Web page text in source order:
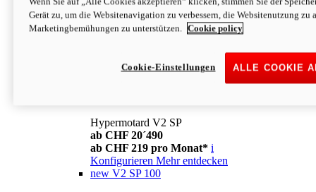
Konfigurieren Mehr entdecken
newV2
ab CHF 169 pro Monat* i
Mehr entdecken
Hypermotard V2 SP
ab CHF 20´490
ab CHF 219 pro Monat* i
Konfigurieren Mehr entdecken
new V2 SP 100
Gerät zu, um die Websitenavigation zu verbessern, die Websitenutzung zu
Marketingbemühungen zu unterstützen.
Cookie policy
ALLE COOKIE
Cookie-Einstellungen